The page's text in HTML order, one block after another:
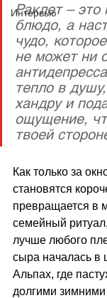
Интервью
Раклет – это
блюдо, а
чудо,
не может ни
тепло в
хандру и
ощущение,
твоей
Как только за
становятся
превращается в
семейный
лучше любого
сыра началась в
Альпах, где
долгими